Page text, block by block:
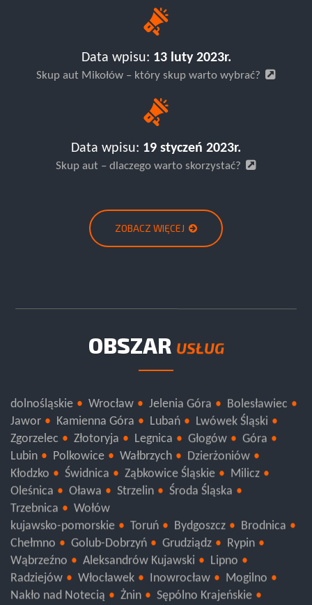
Data wpisu: 13 luty 2023r.
Skup aut Mikołów – który skup warto wybrać?
Data wpisu: 19 styczeń 2023r.
Skup aut – dlaczego warto skorzystać?
ZOBACZ WIĘCEJ
OBSZAR USŁUG
dolnośląskie Wrocław Jelenia Góra
Bolesławiec
Jawor
Kamienna Góra Lubań
Lwówek Śląski
Zgorzelec
Złotoryja Legnica Głogów
Góra
Lubin
Polkowice Wałbrzych
Dzierżoniów
Kłodzko
Świdnica Ząbkowice Śląskie
Milicz
Oleśnica
Oława Strzelin
Środa Śląska
Trzebnica
Wołów
kujawsko-pomorskie
Toruń Bydgoszcz
Brodnica
Chełmno
Golub-Dobrzyń Grudziądz
Rypin
Wąbrzeźno
Aleksandrów Kujawski
Lipno
Radziejów
Włocławek Inowrocław
Mogilno
Nakło nad Notecią
Żnin
Sępólno Krajeńskie